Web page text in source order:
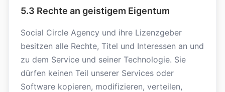
5.3 Rechte an geistigem Eigentum
Social Circle Agency und ihre Lizenzgeber
besitzen alle Rechte, Titel und Interessen an und
zu dem Service und seiner Technologie. Sie
dürfen keinen Teil unserer Services oder
Software kopieren, modifizieren, verteilen,